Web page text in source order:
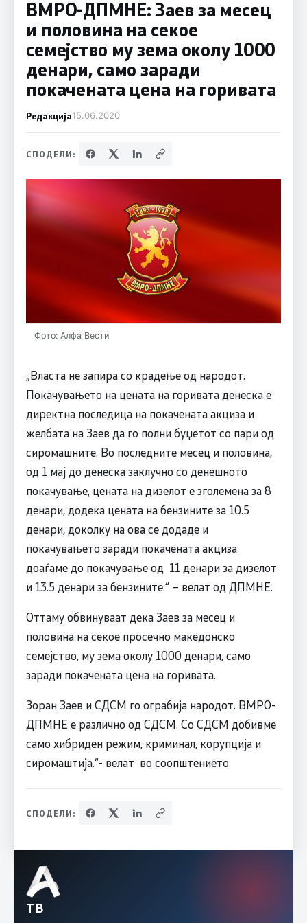
ВМРО-ДПМНЕ: Заев за месец
и половина на секое
семејство му зема околу 1000
денари, само заради
покачената цена на горивата
Редакција15.06.2020
СПОДЕЛИ:
Фото: Алфа Вести
„Власта не запира со крадење од народот.
Покачувањето на цената на горивата денеска е
директна последица на покачената акциза и
желбата на Заев да го полни буџетот со пари од
сиромашните. Во последните месец и половина,
од 1 мај до денеска заклучно со денешното
покачување, цената на дизелот е зголемена за 8
денари, додека цената на бензините за 10.5
денари, доколку на ова се додаде и
покачувањето заради покачената акциза
доаѓаме до покачување од 11 денари за дизелот
и 13.5 денари за бензините.“ – велат од ДПМНЕ.
Оттаму обвинуваат дека Заев за месец и
половина на секое просечно македонско
семејство, му зема околу 1000 денари, само
заради покачената цена на горивата.
Зоран Заев и СДСМ го ограбија народот. ВМРО-
ДПМНЕ е различно од СДСМ. Со СДСМ добивме
само хибриден режим, криминал, корупција и
сиромаштија.“- велат во соопштението
СПОДЕЛИ:
ТВ